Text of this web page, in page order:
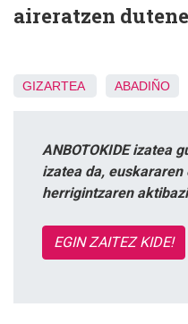
aireratzen
GIZARTEA ABADIÑO
ANBOTOKIDE izatea
izatea da,
herrigintzaren
EGIN ZAITEZ KIDE!